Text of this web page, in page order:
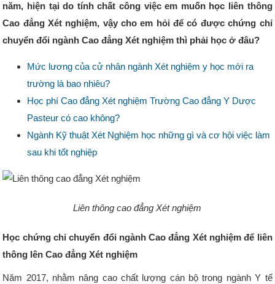
năm, hiện tại do tính chất công việc em muốn học liên thông
Cao đẳng Xét nghiệm, vậy cho em hỏi để có được chứng chỉ
chuyển đổi ngành Cao đẳng Xét nghiệm thì phải học ở đâu?
Mức lương của cử nhân ngành Xét nghiệm y học mới ra
trường là bao nhiêu?
Học phí Cao đẳng Xét nghiệm Trường Cao đẳng Y Dược
Pasteur có cao không?
Ngành Kỹ thuật Xét Nghiệm học những gì và cơ hội việc làm
sau khi tốt nghiệp
Liên thông cao đẳng Xét nghiệm
Học chứng chỉ chuyển đổi ngành Cao đẳng Xét nghiệm để liên
thông lên Cao đẳng Xét nghiệm
Năm 2017, nhằm nâng cao chất lượng cán bộ trong ngành Y tế